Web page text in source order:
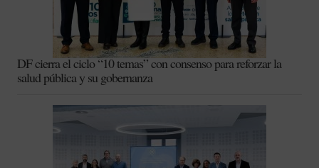
DF cierra el ciclo “10 temas” con consenso para reforzar la
salud pública y su gobernanza